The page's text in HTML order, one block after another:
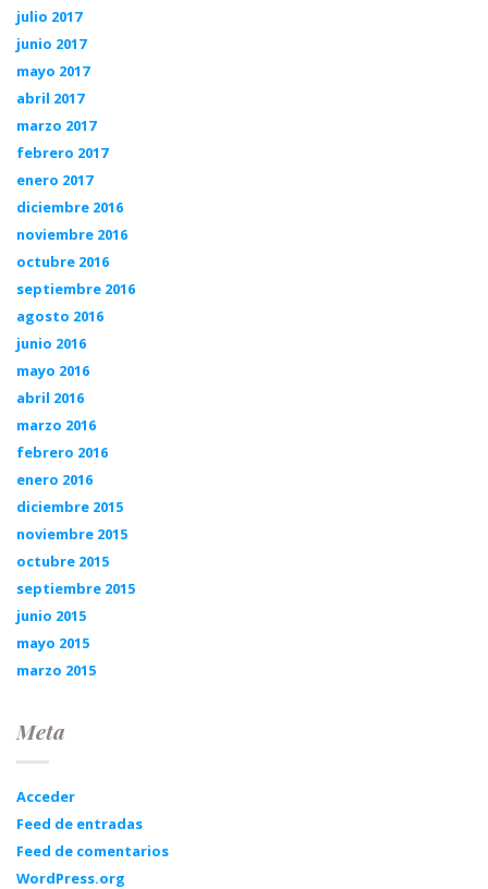
julio 2017
junio 2017
mayo 2017
abril 2017
marzo 2017
febrero 2017
enero 2017
diciembre 2016
noviembre 2016
octubre 2016
septiembre 2016
agosto 2016
junio 2016
mayo 2016
abril 2016
marzo 2016
febrero 2016
enero 2016
diciembre 2015
noviembre 2015
octubre 2015
septiembre 2015
junio 2015
mayo 2015
marzo 2015
Meta
Acceder
Feed de entradas
Feed de comentarios
WordPress.org